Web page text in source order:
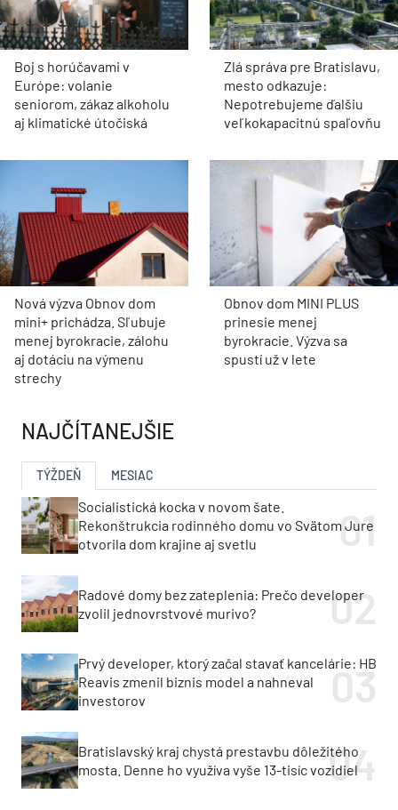
Boj s horúčavami v
Európe: volanie
seniorom, zákaz alkoholu
aj klimatické útočiská
Zlá správa pre Bratislavu,
mesto odkazuje:
Nepotrebujeme ďalšiu
veľkokapacitnú spaľovňu
Nová výzva Obnov dom
mini+ prichádza. Sľubuje
menej byrokracie, zálohu
aj dotáciu na výmenu
strechy
Obnov dom MINI PLUS
prinesie menej
byrokracie. Výzva sa
spustí už v lete
NAJČÍTANEJŠIE
TÝŽDEŇ MESIAC
Socialistická kocka v novom šate.
Rekonštrukcia rodinného domu vo Svätom Jure
otvorila dom krajine aj svetlu
Radové domy bez zateplenia: Prečo developer
zvolil jednovrstvové murivo?
Prvý developer, ktorý začal stavať kancelárie: HB
Reavis zmenil biznis model a nahneval
investorov
Bratislavský kraj chystá prestavbu dôležitého
mosta. Denne ho využíva vyše 13-tisíc vozidiel